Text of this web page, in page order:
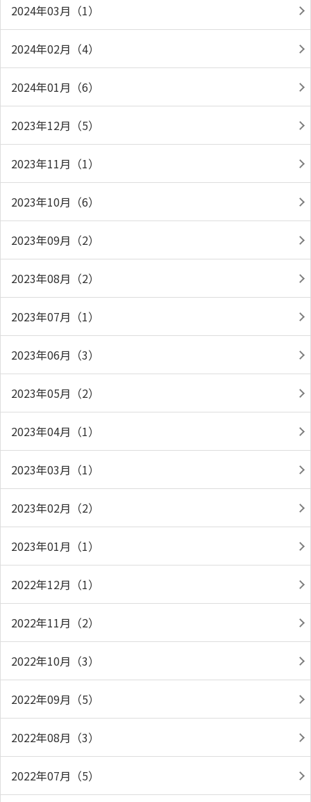
2024年03月（1）
2024年02月（4）
2024年01月（6）
2023年12月（5）
2023年11月（1）
2023年10月（6）
2023年09月（2）
2023年08月（2）
2023年07月（1）
2023年06月（3）
2023年05月（2）
2023年04月（1）
2023年03月（1）
2023年02月（2）
2023年01月（1）
2022年12月（1）
2022年11月（2）
2022年10月（3）
2022年09月（5）
2022年08月（3）
2022年07月（5）